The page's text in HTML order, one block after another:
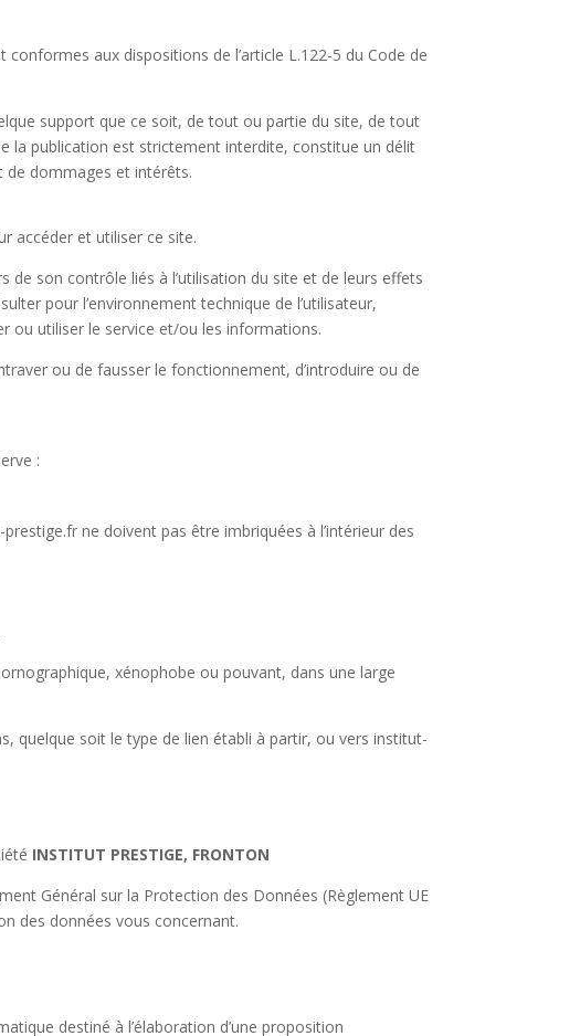
aux dispositions de l’article L.122-5 du Code de
support que ce soit, de tout ou partie du site, de tout
la publication est strictement interdite, constitue un délit
de dommages et intérêts.
accéder et utiliser ce site.
son contrôle liés à l’utilisation du site et de leurs effets
pour l’environnement technique de l’utilisateur,
ou utiliser le service et/ou les informations.
ou de fausser le fonctionnement, d’introduire ou de
:
ne doivent pas être imbriquées à l’intérieur des
xénophobe ou pouvant, dans une large
quelque soit le type de lien établi à partir, ou vers institut-
INSTITUT PRESTIGE, FRONTON
Général sur la Protection des Données (Règlement UE
des données vous concernant.
destiné à l’élaboration d’une proposition